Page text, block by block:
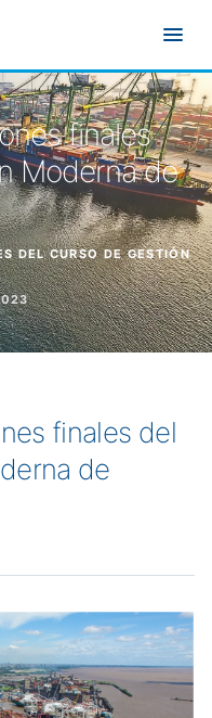
finales
Moderna de
DEL CURSO DE GESTIÓN
finales del
de